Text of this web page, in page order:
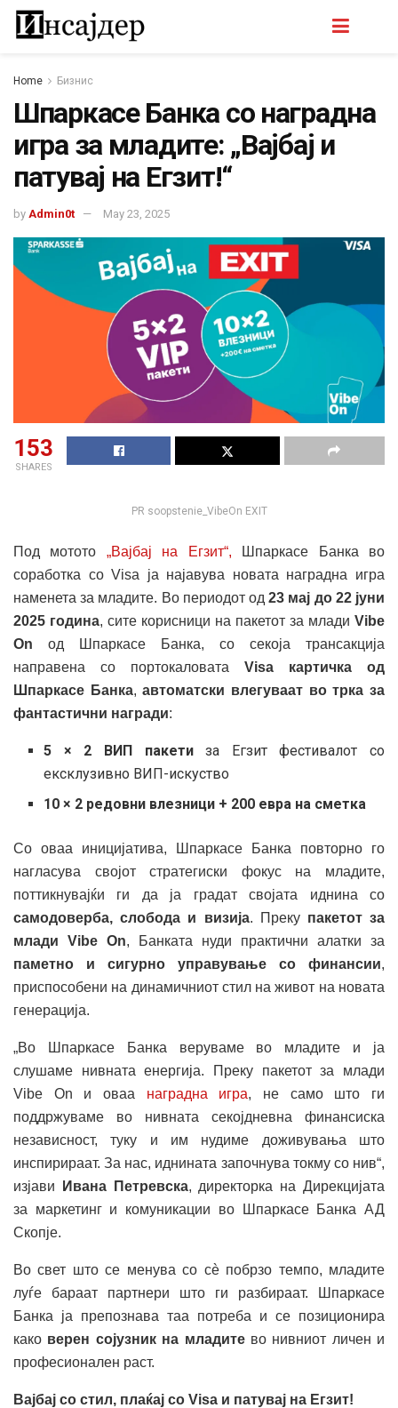
Home Бизнис
Шпаркасе Банка со наградна
игра за младите: „Вајбај и
патувај на Егзит!“
by Admin0t May 23, 2025
153
SHARES
PR soopstenie_VibeOn EXIT
Под мотото „Вајбај на Егзит“, Шпаркасе Банка во
соработка со Visa ја најавува новата наградна игра
наменета за младите. Во периодот од23 мај до 22 јуни
2025 година, сите корисници на пакетот за млади Vibe
On од Шпаркасе Банка, со секоја трансакција
направена со портокаловата Visa картичка од
Шпаркасе Банка,автоматски влегуваат во трка за
фантастични награди:
5 × 2 ВИП пакетиза Егзит фестивалот со
ексклузивно ВИП-искуство
10 × 2 редовни влезници + 200 евра на сметка
Со оваа иницијатива, Шпаркасе Банка повторно го
нагласува својот стратегиски фокус на младите,
поттикнувајќи ги да ја градат својата иднина со
самодоверба, слобода и визија. Преку пакетот за
млади Vibe On, Банката нуди практични алатки за
паметно и сигурно управување со финансии,
приспособени на динамичниот стил на живот на новата
генерација.
„Во Шпаркасе Банка веруваме во младите и ја
слушаме нивната енергија. Преку пакетот за млади
Vibe On и оваа наградна игра, не само што ги
поддржуваме во нивната секојдневна финансиска
независност, туку и им нудиме доживувања што
инспирираат. За нас, иднината започнува токму со нив“,
изјави
Ивана Петревска, директорка на Дирекцијата
за маркетинг и комуникации во Шпаркасе Банка АД
Скопје.
Во свет што се менува со сè побрзо темпо, младите
луѓе бараат партнери што ги разбираат. Шпаркасе
Банка ја препознава таа потреба и се позиционира
како верен сојузник на младитево нивниот личен и
професионален раст.
Вајбај со стил, плаќај со Visa и патувај на Егзит!